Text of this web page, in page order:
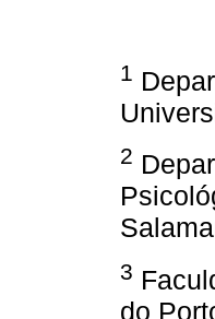
1
2
3
do